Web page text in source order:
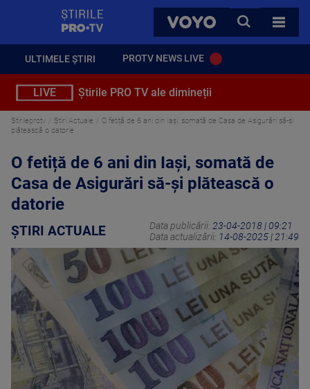
VOYO
CAUTA
TOATE
ULTIMELE ȘTIRI PROTV NEWS LIVE
LIVE Știrile PRO TV ale dimineții
Stirileprotv Știri Actuale
O fetiță de 6 ani din Iași, somată de Casa de Asigurări să-și
plătească o datorie
O fetiță de 6 ani din Iași, somată de
Casa de Asigurări să-și plătească o
datorie
ȘTIRI ACTUALE Data publicării: 23-04-2018 | 09:21
Data actualizării: 14-08-2025 | 21:49